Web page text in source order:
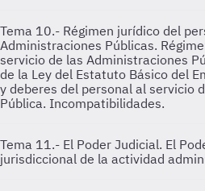
Tema 10.- Régimen jurídico del
Administraciones Públicas.
servicio de las Administraciones
de la Ley del Estatuto Básico del
y deberes del personal al servicio
Pública. Incompatibilidades.
Tema 11.- El Poder Judicial. El
jurisdiccional de la actividad